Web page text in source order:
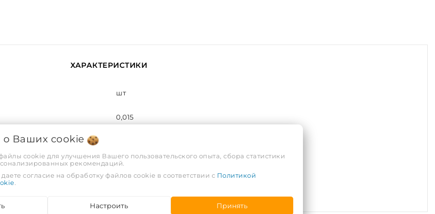
ХАРАКТЕРИСТИКИ
шт
0,015
140
о Ваших cookie
cookie для улучшения Вашего пользовательского опыта, сбора статистики
рекомендаций.
согласие на обработку файлов cookie в соответствии с Политикой
.
Настроить Принять